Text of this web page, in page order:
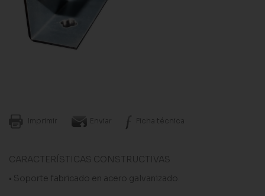
Imprimir Enviar Ficha técnica
CARACTERÍSTICAS CONSTRUCTIVAS
• Soporte fabricado en acero galvanizado.